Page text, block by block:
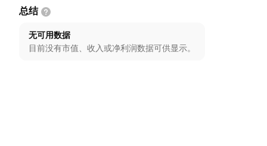
总结
无可用数据
目前没有市值、收入或净利润数据可供显示。